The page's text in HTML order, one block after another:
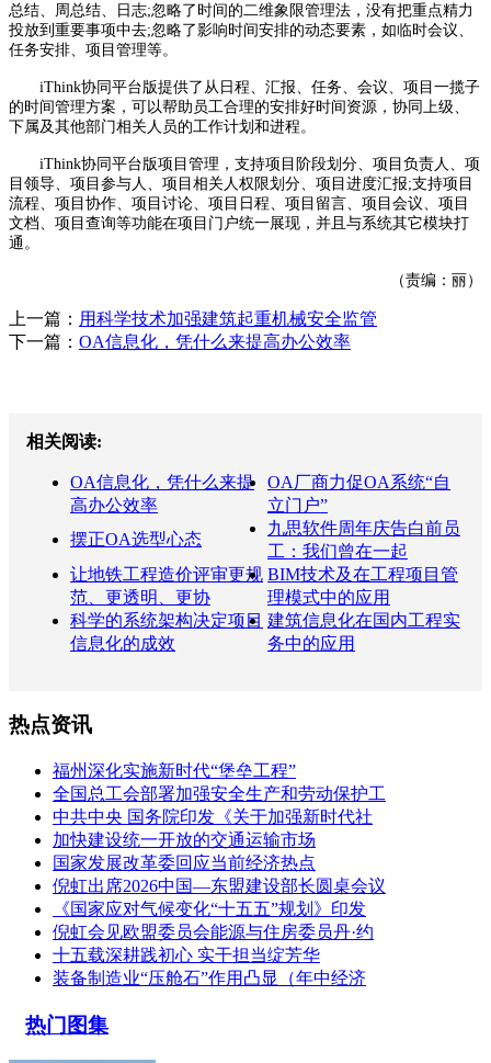
总结、周总结、日志;忽略了时间的二维象限管理法，没有把重点精力
投放到重要事项中去;忽略了影响时间安排的动态要素，如临时会议、
任务安排、项目管理等。
iThink协同平台版提供了从日程、汇报、任务、会议、项目一揽子
的时间管理方案，可以帮助员工合理的安排好时间资源，协同上级、
下属及其他部门相关人员的工作计划和进程。
iThink协同平台版项目管理，支持项目阶段划分、项目负责人、项
目领导、项目参与人、项目相关人权限划分、项目进度汇报;支持项目
流程、项目协作、项目讨论、项目日程、项目留言、项目会议、项目
文档、项目查询等功能在项目门户统一展现，并且与系统其它模块打
通。
（责编：丽）
上一篇： 用科学技术加强建筑起重机械安全监管
下一篇： OA信息化，凭什么来提高办公效率
相关阅读:
OA信息化，凭什么来提
高办公效率
OA厂商力促OA系统“自
立门户”
摆正OA选型心态
九思软件周年庆告白前员
工：我们曾在一起
让地铁工程造价评审更规
范、更透明、更协
BIM技术及在工程项目管
理模式中的应用
科学的系统架构决定项目
信息化的成效
建筑信息化在国内工程实
务中的应用
热点资讯
福州深化实施新时代“堡垒工程”
全国总工会部署加强安全生产和劳动保护工
中共中央 国务院印发《关于加强新时代社
加快建设统一开放的交通运输市场
国家发展改革委回应当前经济热点
倪虹出席2026中国—东盟建设部长圆桌会议
《国家应对气候变化“十五五”规划》印发
倪虹会见欧盟委员会能源与住房委员丹·约
十五载深耕践初心 实干担当绽芳华
装备制造业“压舱石”作用凸显（年中经济
热门图集